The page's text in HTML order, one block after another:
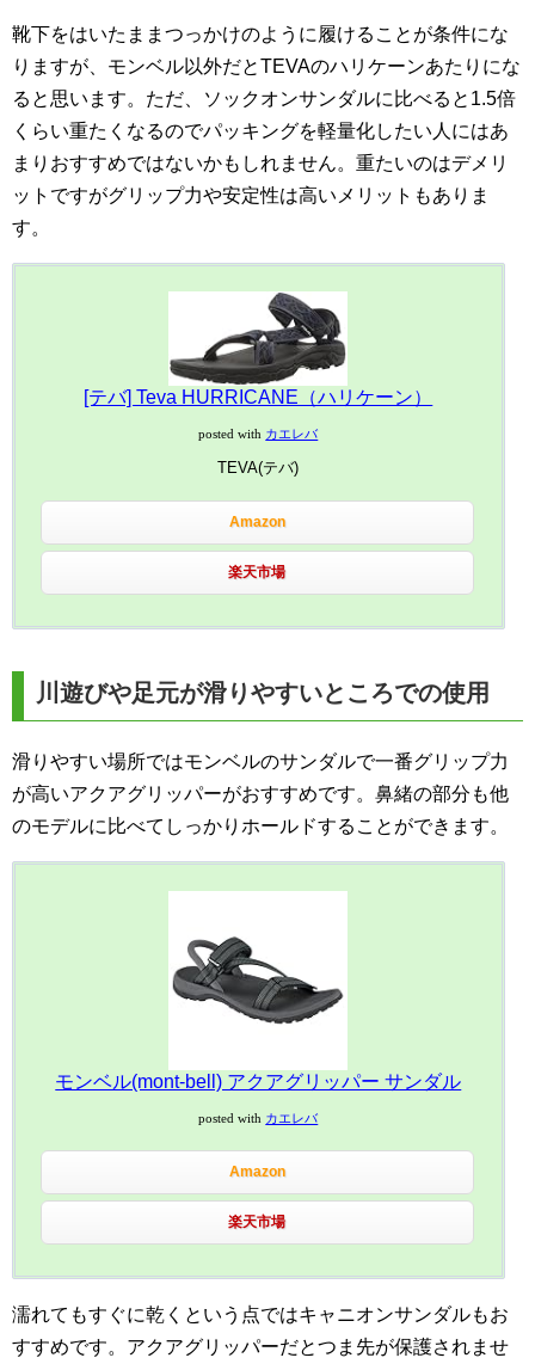
靴下をはいたままつっかけのように履けることが条件にな
りますが、モンベル以外だとTEVAのハリケーンあたりにな
ると思います。ただ、ソックオンサンダルに比べると1.5倍
くらい重たくなるのでパッキングを軽量化したい人にはあ
まりおすすめではないかもしれません。重たいのはデメリ
ットですがグリップ力や安定性は高いメリットもありま
す。
[テバ] Teva HURRICANE（ハリケーン）
posted with カエレバ
TEVA(テバ)
Amazon
楽天市場
川遊びや足元が滑りやすいところでの使用
滑りやすい場所ではモンベルのサンダルで一番グリップ力
が高いアクアグリッパーがおすすめです。鼻緒の部分も他
のモデルに比べてしっかりホールドすることができます。
モンベル(mont-bell) アクアグリッパー サンダル
posted with カエレバ
Amazon
楽天市場
濡れてもすぐに乾くという点ではキャニオンサンダルもお
すすめです。アクアグリッパーだとつま先が保護されませ